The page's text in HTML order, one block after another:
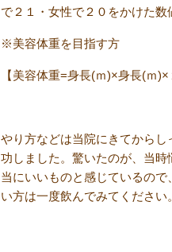
で２１・女性で２０をかけた数
※美容体重を目指す方
【美容体重=身長(ｍ)×身長(ｍ)×
やり方などは当院にきてから
功しました。驚いたのが、当
当にいいものと感じているの
い方は一度飲んでみてください。